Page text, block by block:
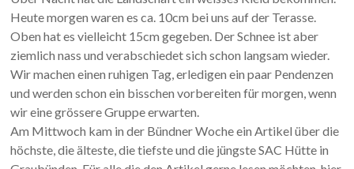
Heute morgen waren es ca. 10cm bei uns auf der Terasse.
Oben hat es vielleicht 15cm gegeben. Der Schnee ist aber
ziemlich nass und verabschiedet sich schon langsam wieder.
Wir machen einen ruhigen Tag, erledigen ein paar Pendenzen
und werden schon ein bisschen vorbereiten für morgen, wenn
wir eine grössere Gruppe erwarten.
Am Mittwoch kam in der Bündner Woche ein Artikel über die
höchste, die älteste, die tiefste und die jüngste SAC Hütte in